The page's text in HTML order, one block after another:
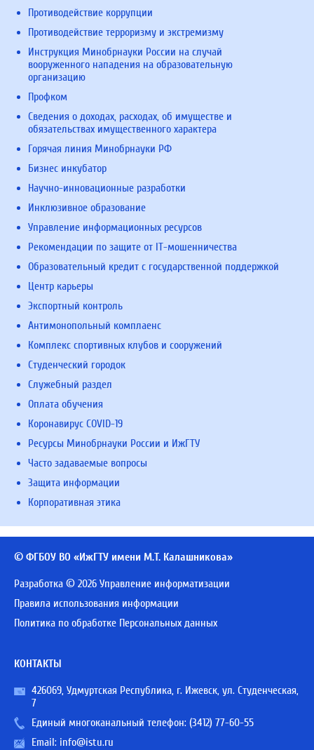
Противодействие коррупции
Противодействие терроризму и экстремизму
Инструкция Минобрнауки России на случай
вооруженного нападения на образовательную
организацию
Профком
Сведения о доходах, расходах, об имуществе и
обязательствах имущественного характера
Горячая линия Минобрнауки РФ
Бизнес инкубатор
Научно-инновационные разработки
Инклюзивное образование
Управление информационных ресурсов
Рекомендации по защите от IT-мошенничества
Образовательный кредит с государственной поддержкой
Центр карьеры
Экспортный контроль
Антимонопольный комплаенс
Комплекс спортивных клубов и сооружений
Студенческий городок
Служебный раздел
Оплата обучения
Коронавирус COVID-19
Ресурсы Минобрнауки России и ИжГТУ
Часто задаваемые вопросы
Защита информации
Корпоративная этика
© ФГБОУ ВО «ИжГТУ имени М.Т. Калашникова»
Разработка © 2026 Управление информатизации
Правила использования информации
Политика по обработке Персональных данных
КОНТАКТЫ
426069, Удмуртская Республика, г. Ижевск, ул. Студенческая,
7
Единый многоканальный телефон: (3412) 77-60-55
Email: info@istu.ru